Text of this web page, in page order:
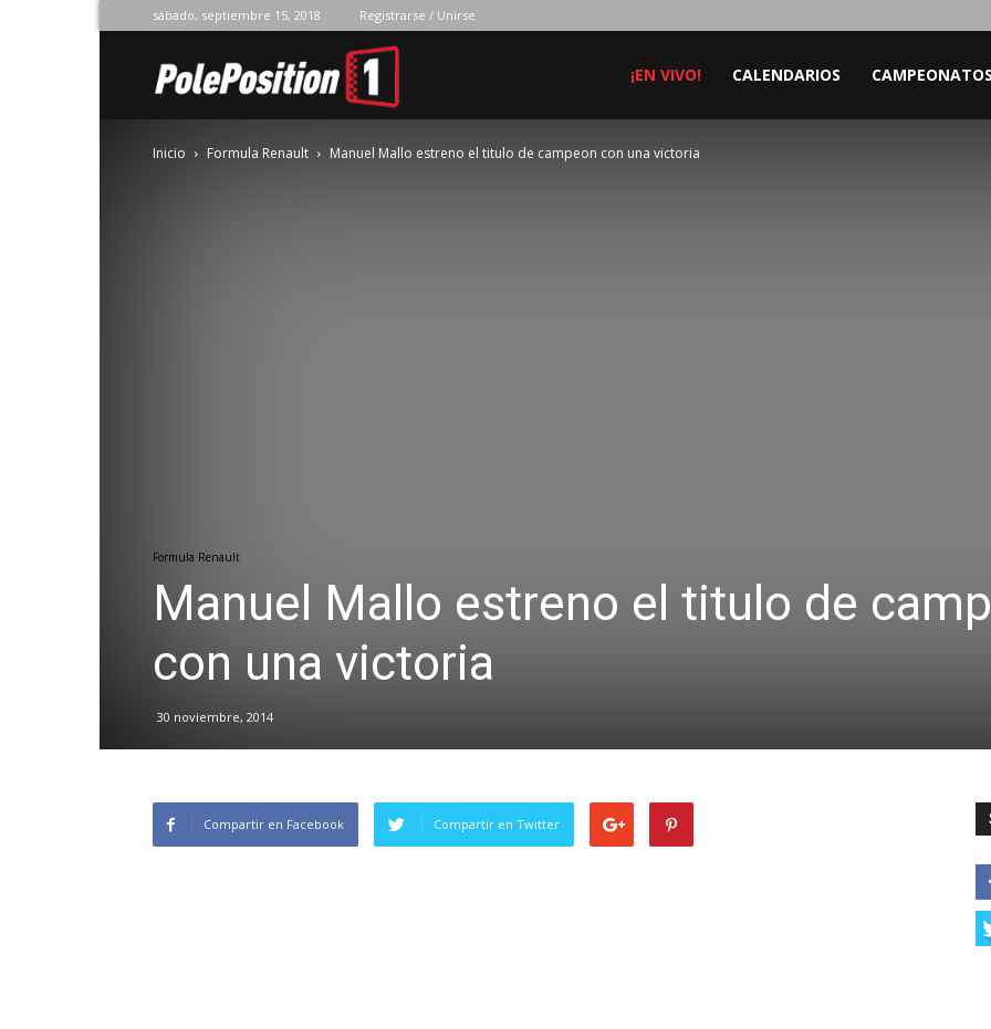
sábado, septiembre 15, 2018 Registrarse / Unirse
Position
¡EN VIVO! CALENDARIOS CAMPEONATOS
Inicio Formula Renault Manuel Mallo estreno el titulo de campeon con una victoria
Formula Renault
Manuel Mallo estreno el titulo de
con una victoria
30 noviembre, 2014
Compartir en Facebook Compartir en Twitter